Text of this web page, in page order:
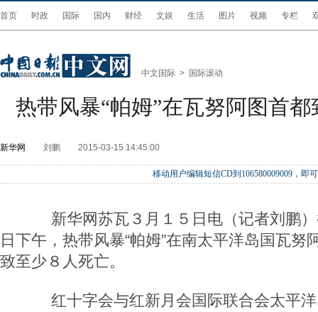
首页 时政 国际 国内 财经 文娱 生活 图片 视频 专栏
中文国际 > 国际滚动
热带风暴“帕姆”在瓦努阿图首
新华网 刘鹏 2015-03-15 14:45:00
移动用户编辑短信CD到106580009009，即
新华网苏瓦３月１５日电（记者刘鹏）
日下午，热带风暴“帕姆”在南太平洋岛国瓦努
致至少８人死亡。
红十字会与红新月会国际联合会太平洋